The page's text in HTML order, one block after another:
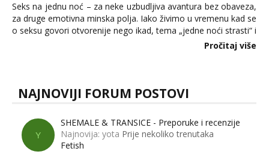
Seks na jednu noć – za neke uzbudljiva avantura bez obaveza,
za druge emotivna minska polja. Iako živimo u vremenu kad se
o seksu govori otvorenije nego ikad, tema „jedne noći strasti“ i
dalje izaziva burne rasprave. Što zapravo misle žene, a što
Pročitaj više
NAJNOVIJI FORUM POSTOVI
Y
SHEMALE & TRANSICE - Preporuke i recenzije
Najnovija: yota Prije nekoliko trenutaka
Fetish